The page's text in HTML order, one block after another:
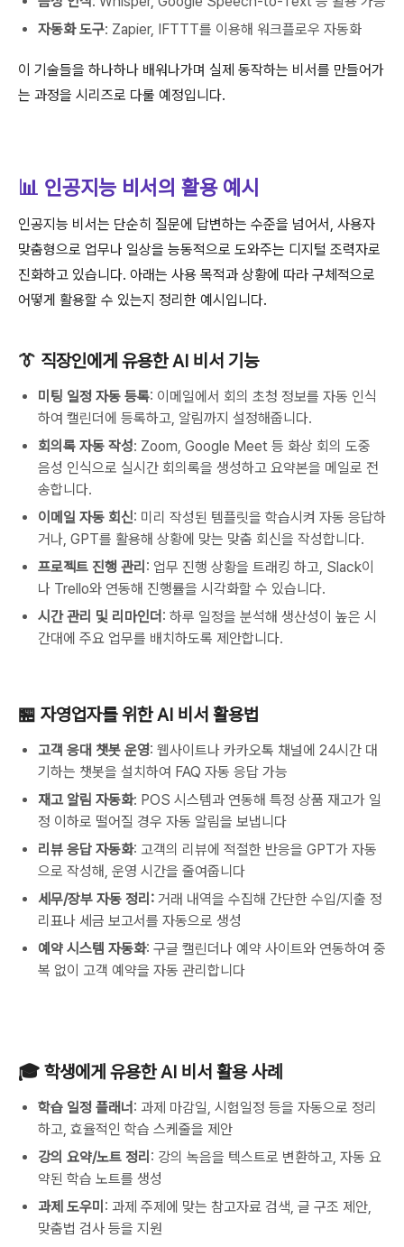
자동화 도구: Zapier, IFTTT를 이용해 워크플로우 자동화
이 기술들을 하나하나 배워나가며 실제 동작하는 비서를 만들어가
는 과정을 시리즈로 다룰 예정입니다.
📊 인공지능 비서의 활용 예시
인공지능 비서는 단순히 질문에 답변하는 수준을 넘어서, 사용자
맞춤형으로 업무나 일상을 능동적으로 도와주는 디지털 조력자로
진화하고 있습니다. 아래는 사용 목적과 상황에 따라 구체적으로
어떻게 활용할 수 있는지 정리한 예시입니다.
👔 직장인에게 유용한 AI 비서 기능
미팅 일정 자동 등록: 이메일에서 회의 초청 정보를 자동 인식
하여 캘린더에 등록하고, 알림까지 설정해줍니다.
회의록 자동 작성: Zoom, Google Meet 등 화상 회의 도중
음성 인식으로 실시간 회의록을 생성하고 요약본을 메일로 전
송합니다.
이메일 자동 회신: 미리 작성된 템플릿을 학습시켜 자동 응답하
거나, GPT를 활용해 상황에 맞는 맞춤 회신을 작성합니다.
프로젝트 진행 관리 : 업무 진행 상황을 트래킹 하고, Slack이
나 Trello와 연동해 진행률을 시각화할 수 있습니다.
시간 관리 및 리마인더 : 하루 일정을 분석해 생산성이 높은 시
간대에 주요 업무를 배치하도록 제안합니다.
🏪 자영업자를 위한 AI 비서 활용법
고객 응대 챗봇 운영: 웹사이트나 카카오톡 채널에 24시간 대
기하는 챗봇을 설치하여 FAQ 자동 응답 가능
재고 알림 자동화: POS 시스템과 연동해 특정 상품 재고가 일
정 이하로 떨어질 경우 자동 알림을 보냅니다
리뷰 응답 자동화: 고객의 리뷰에 적절한 반응을 GPT가 자동
으로 작성해, 운영 시간을 줄여줍니다
세무/장부 자동 정리: 거래 내역을 수집해 간단한 수입/지출 정
리표나 세금 보고서를 자동으로 생성
예약 시스템 자동화: 구글 캘린더나 예약 사이트와 연동하여 중
복 없이 고객 예약을 자동 관리합니다
🎓 학생에게 유용한 AI 비서 활용 사례
학습 일정 플래너 : 과제 마감일, 시험일정 등을 자동으로 정리
하고, 효율적인 학습 스케줄을 제안
강의 요약/노트 정리 : 강의 녹음을 텍스트로 변환하고, 자동 요
약된 학습 노트를 생성
과제 도우미 : 과제 주제에 맞는 참고자료 검색, 글 구조 제안,
맞춤법 검사 등을 지원